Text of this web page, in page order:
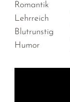
Romantik
Lehrreich
Blutrunstig
Humor